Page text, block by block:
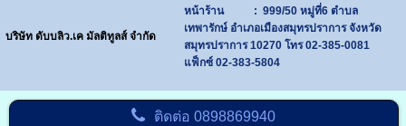
บริษัท ดับบลิว.เค มัลติทูลส์ จำกัด
หน้าร้าน : 999/50 หมู่ที่6 ตำบล
เทพารักษ์ อำเภอเมืองสมุทรปราการ จังหวัด
สมุทรปราการ 10270 โทร02-385-0081
แฟ็กซ์ 02-383-5804
ติดต่อ0898869940